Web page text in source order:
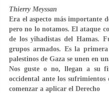
Thierry Meyssan
Era el aspecto más importante
pero no lo notamos. El ataque
de los yihadistas del Hamas.
grupos armados. Es la
palestinos de Gaza se unen en
Nos guste o no, llegan a su
occidental ante los
comenzar a aplicar el Derecho